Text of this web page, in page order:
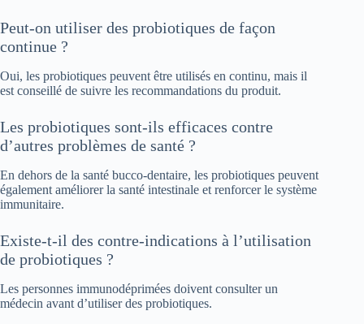
Peut-on utiliser des probiotiques de façon
continue ?
Oui, les probiotiques peuvent être utilisés en continu, mais il
est conseillé de suivre les recommandations du produit.
Les probiotiques sont-ils efficaces contre
d’autres problèmes de santé ?
En dehors de la santé bucco-dentaire, les probiotiques peuvent
également améliorer la santé intestinale et renforcer le système
immunitaire.
Existe-t-il des contre-indications à l’utilisation
de probiotiques ?
Les personnes immunodéprimées doivent consulter un
médecin avant d’utiliser des probiotiques.